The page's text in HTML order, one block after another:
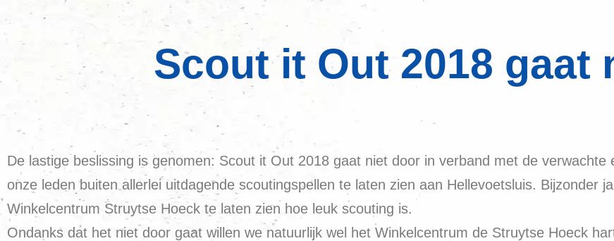
Scout it Out 2018 gaat
De lastige beslissing is genomen: Scout it Out 2018 gaat niet door in verband met de
onze leden buiten allerlei uitdagende scoutingspellen te laten zien aan Hellevoetsluis. Bijzonder
Winkelcentrum Struytse Hoeck te laten zien hoe leuk scouting is.
Ondanks dat het niet door gaat willen we natuurlijk wel het Winkelcentrum de Struytse Hoeck